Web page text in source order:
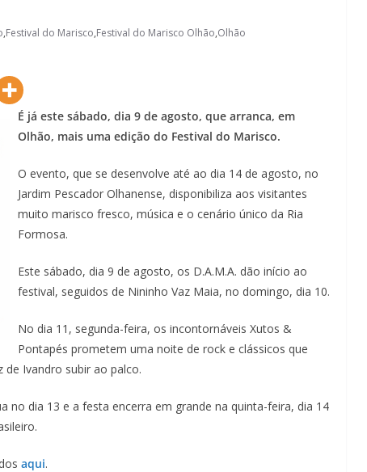
,Festival do Marisco,Festival do Marisco Olhão,Olhão
É já este sábado, dia 9 de agosto, que arranca, em
Olhão, mais uma edição do Festival do Marisco.
O evento, que se desenvolve até ao dia 14 de agosto, no
Jardim Pescador Olhanense, disponibiliza aos visitantes
muito marisco fresco, música e o cenário único da Ria
Formosa.
Este sábado, dia 9 de agosto, os D.A.M.A. dão início ao
festival, seguidos de Nininho Vaz Maia, no domingo, dia 10.
No dia 11, segunda-feira, os incontornáveis Xutos &
Pontapés prometem uma noite de rock e clássicos que
Ivandro subir ao palco.
no dia 13 e a festa encerra em grande na quinta-feira, dia 14
aqui.
Lagos – A quem pertence a parte superior da